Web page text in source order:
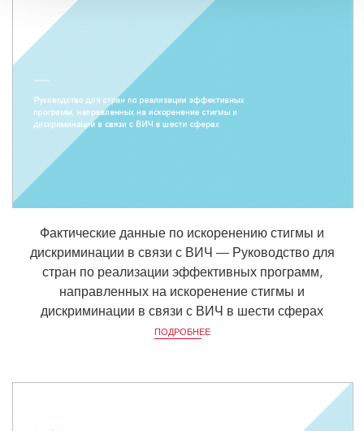
Фактические данные по искоренению стигмы и
дискриминации в связи с ВИЧ — Руководство для
стран по реализации эффективных программ,
направленных на искоренение стигмы и
дискриминации в связи с ВИЧ в шести сферах
ПОДРОБНЕЕ